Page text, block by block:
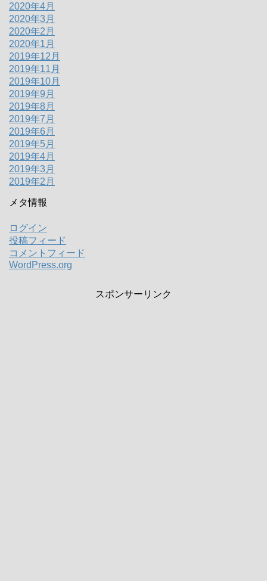
2020年4月
2020年3月
2020年2月
2020年1月
2019年12月
2019年11月
2019年10月
2019年9月
2019年8月
2019年7月
2019年6月
2019年5月
2019年4月
2019年3月
2019年2月
メタ情報
ログイン
投稿フィード
コメントフィード
WordPress.org
スポンサーリンク